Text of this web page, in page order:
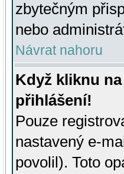
zbytečným
nebo
Návrat nahoru
Když kliknu
přihlášení!
Pouze
nastavený e-
povolil). Toto